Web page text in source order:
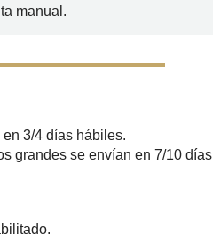
manual.
3/4 días hábiles.
grandes se envían en 7/10 días